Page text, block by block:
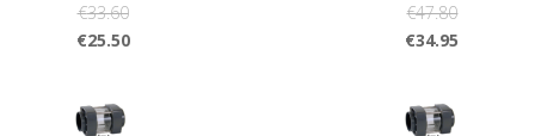
€33.60
€25.50
€47.80
€34.95